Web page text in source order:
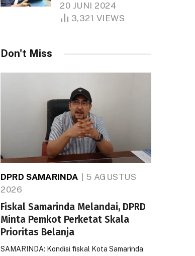
1.000 Hektare
20 JUNI 2024
3,321 VIEWS
Don't Miss
DPRD SAMARINDA
5 AGUSTUS
2026
Fiskal Samarinda Melandai, DPRD
Minta Pemkot Perketat Skala
Prioritas Belanja
SAMARINDA: Kondisi fiskal Kota Samarinda